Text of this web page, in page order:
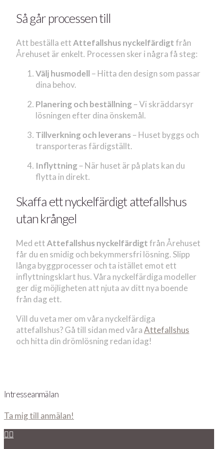
Så går processen till
Att beställa ettAttefallshus nyckelfärdigtfrån
Årehuset är enkelt. Processen sker i några få steg:
Välj husmodell – Hitta den design som passar
dina behov.
Planering och beställning– Vi skräddarsyr
lösningen efter dina önskemål.
Tillverkning och leverans– Huset byggs och
transporteras färdigställt.
Inflyttning– När huset är på plats kan du
flytta in direkt.
Skaffa ett nyckelfärdigt attefallshus
utan krångel
Med ettAttefallshus nyckelfärdigtfrån Årehuset
får du en smidig och bekymmersfri lösning. Slipp
långa byggprocesser och ta istället emot ett
inflyttningsklart hus. Våra nyckelfärdiga modeller
ger dig möjligheten att njuta av ditt nya boende
från dag ett.
Vill du veta mer om våra nyckelfärdiga
attefallshus? Gå till sidan med våraAttefallshus
och hitta din drömlösning redan idag!
Intresseanmälan
Ta mig till anmälan!